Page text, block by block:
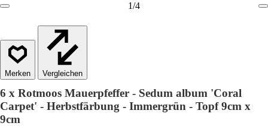
1/4
Vergleichen
6 x Rotmoos Mauerpfeffer - Sedum album 'Coral
Carpet' - Herbstfärbung - Immergrün - Topf 9cm x
9cm